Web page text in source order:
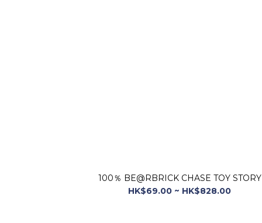
100％ BE@RBRICK CHASE TOY STORY
HK$69.00 ~ HK$828.00